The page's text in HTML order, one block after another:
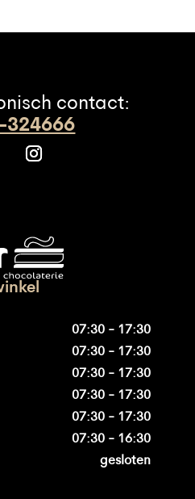
contact:
324666
07:30 - 17:30
07:30 - 17:30
07:30 - 17:30
07:30 - 17:30
07:30 - 17:30
07:30 - 16:30
gesloten